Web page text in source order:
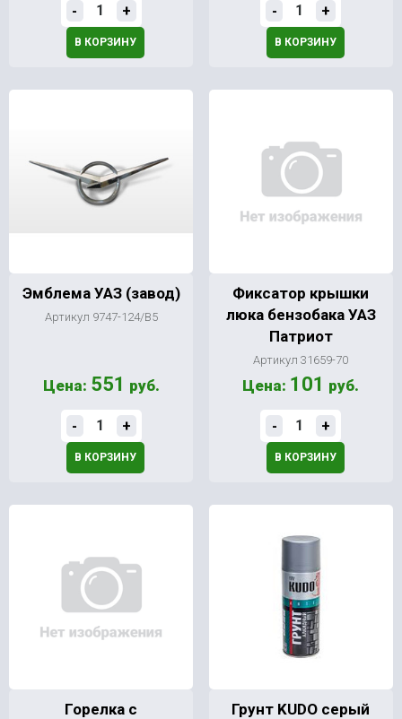
- +
В КОРЗИНУ
- +
В КОРЗИНУ
Эмблема УАЗ (завод)
Артикул 9747-124/В5
Цена: 551 руб.
- +
В КОРЗИНУ
Фиксатор крышки
люка бензобака УАЗ
Патриот
Артикул 31659-70
Цена: 101 руб.
- +
В КОРЗИНУ
Горелка с
Грунт KUDO серый